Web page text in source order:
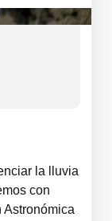
la lluvia
con
Astronómica